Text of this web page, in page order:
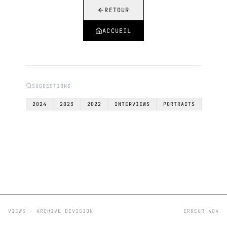
RETOUR
ACCUEIL
SUGGESTIONS
2024 2023 2022 INTERVIEWS PORTRAITS
VIEWS - ARCHIVE DIVISION ERREUR 404